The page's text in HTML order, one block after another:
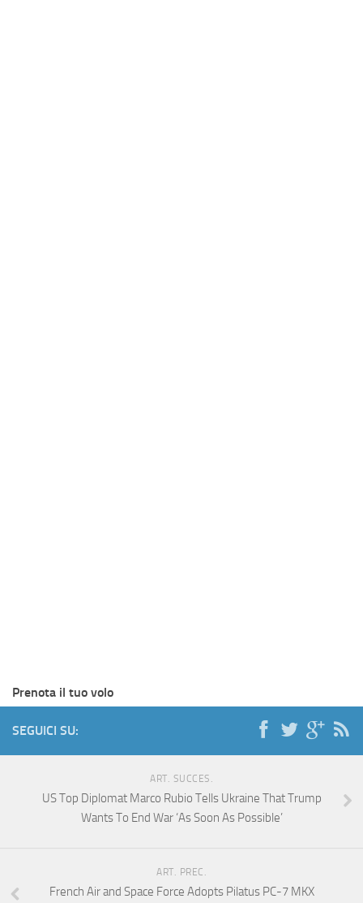
Prenota il tuo volo
SEGUICI SU:
ART. SUCCES.
US Top Diplomat Marco Rubio Tells Ukraine That Trump
Wants To End War ‘As Soon As Possible’
ART. PREC.
French Air and Space Force Adopts Pilatus PC-7 MKX